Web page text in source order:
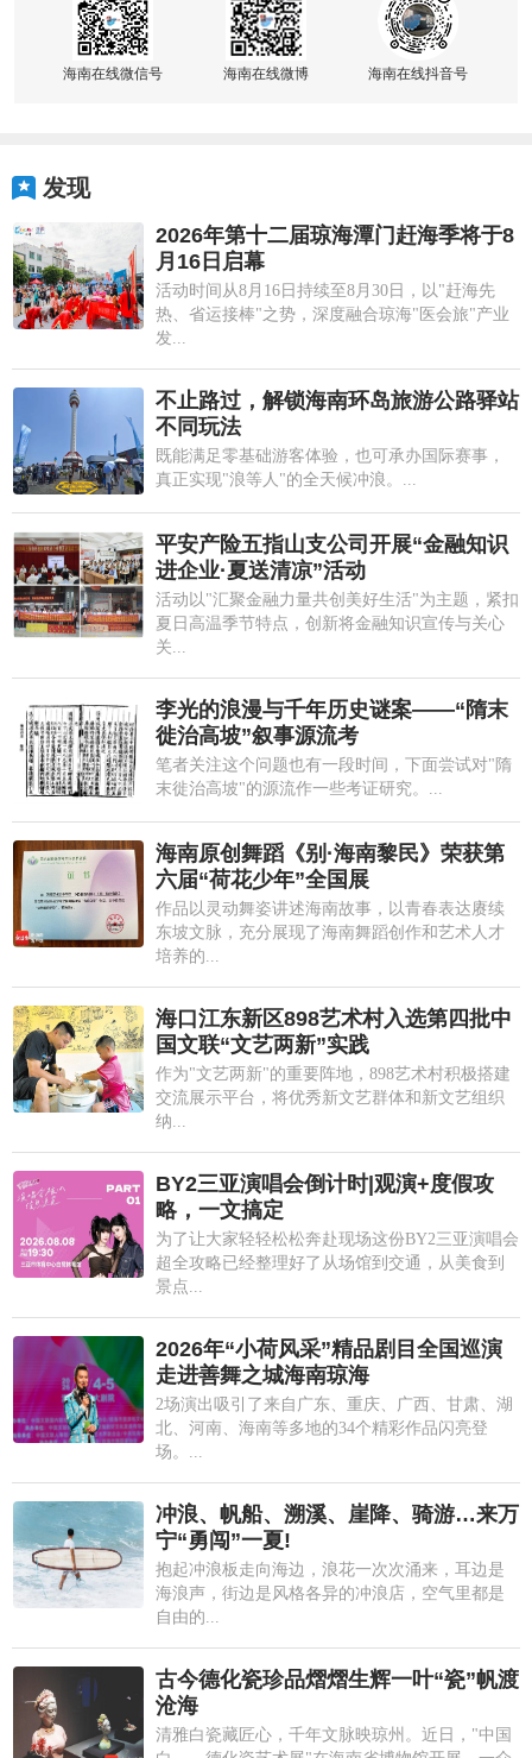
海南在线微信号 海南在线微博 海南在线抖音号
发现
2026年第十二届琼海潭门赶海季将于8
月16日启幕
活动时间从8月16日持续至8月30日，以"赶海先
热、省运接棒"之势，深度融合琼海"医会旅"产业
发...
不止路过，解锁海南环岛旅游公路驿站
不同玩法
既能满足零基础游客体验，也可承办国际赛事，
真正实现"浪等人"的全天候冲浪。...
平安产险五指山支公司开展“金融知识
进企业·夏送清凉”活动
活动以"汇聚金融力量共创美好生活"为主题，紧扣
夏日高温季节特点，创新将金融知识宣传与关心
关...
李光的浪漫与千年历史谜案——“隋末
徙治高坡”叙事源流考
笔者关注这个问题也有一段时间，下面尝试对"隋
末徙治高坡"的源流作一些考证研究。...
海南原创舞蹈《别·海南黎民》荣获第
六届“荷花少年”全国展
作品以灵动舞姿讲述海南故事，以青春表达赓续
东坡文脉，充分展现了海南舞蹈创作和艺术人才
培养的...
海口江东新区898艺术村入选第四批中
国文联“文艺两新”实践
作为"文艺两新"的重要阵地，898艺术村积极搭建
交流展示平台，将优秀新文艺群体和新文艺组织
纳...
BY2三亚演唱会倒计时|观演+度假攻
略，一文搞定
为了让大家轻轻松松奔赴现场这份BY2三亚演唱会
超全攻略已经整理好了从场馆到交通，从美食到
景点...
2026年“小荷风采”精品剧目全国巡演
走进善舞之城海南琼海
2场演出吸引了来自广东、重庆、广西、甘肃、湖
北、河南、海南等多地的34个精彩作品闪亮登
场。...
冲浪、帆船、溯溪、崖降、骑游…来万
宁“勇闯”一夏!
抱起冲浪板走向海边，浪花一次次涌来，耳边是
海浪声，街边是风格各异的冲浪店，空气里都是
自由的...
古今德化瓷珍品熠熠生辉一叶“瓷”帆渡
沧海
清雅白瓷藏匠心，千年文脉映琼州。近日，"中国